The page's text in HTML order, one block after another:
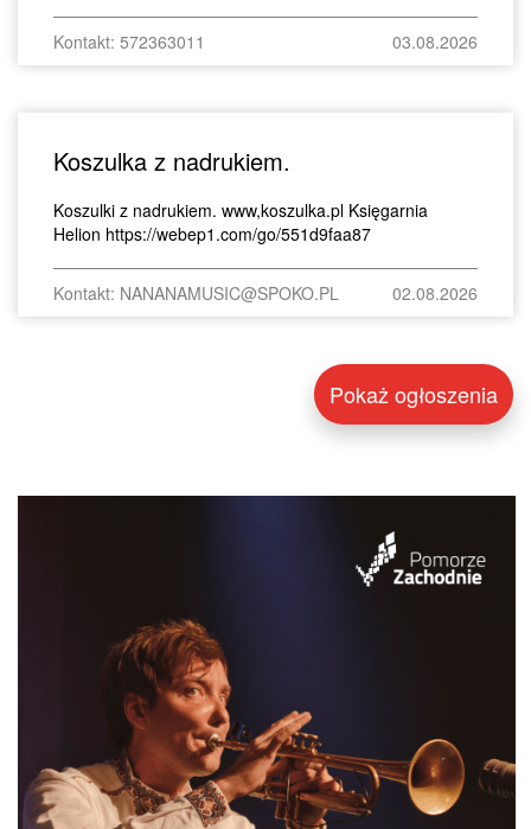
Kontakt: 572363011 03.08.2026
Koszulka z nadrukiem.
Koszulki z nadrukiem. www,koszulka.pl Księgarnia
Helion https://webep1.com/go/551d9faa87
Kontakt: NANANAMUSIC@SPOKO.PL 02.08.2026
Pokaż ogłoszenia